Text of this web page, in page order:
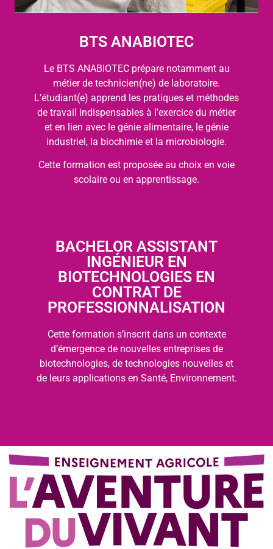
BTS ANABIOTEC
Le BTS ANABIOTEC prépare notamment au
métier de technicien(ne) de laboratoire.
L’étudiant(e) apprend les pratiques et méthodes
de travail indispensables à l’exercice du métier
et en lien avec le génie alimentaire, le génie
industriel, la biochimie et la microbiologie.
Cette formation est proposée au choix en voie
scolaire ou en apprentissage.
BACHELOR ASSISTANT
INGÉNIEUR EN
BIOTECHNOLOGIES EN
CONTRAT DE
PROFESSIONNALISATION
Cette formation s’inscrit dans un contexte
d’émergence de nouvelles entreprises de
biotechnologies, de technologies nouvelles et
de leurs applications en Santé, Environnement.